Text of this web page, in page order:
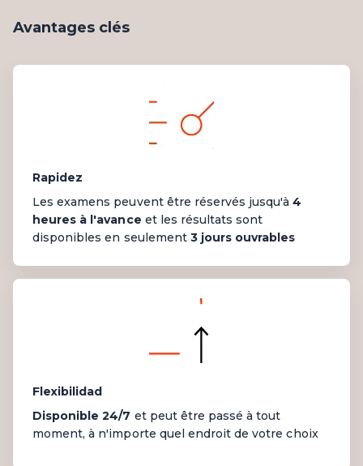
Avantages clés
Rapidez
Les examens peuvent être réservés jusqu'à4
heures à l'avance et les résultats sont
disponibles en seulement 3 jours ouvrables
Flexibilidad
Disponible 24/7 et peut être passé à tout
moment, à n'importe quel endroit de votre choix